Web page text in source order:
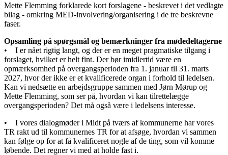
Mette Flemming forklarede kort forslagene - beskrevet i det vedlagte
bilag - omkring MED-involvering/organisering i de tre beskrevne
faser.
Opsamling på spørgsmål og bemærkninger fra mødedeltagerne
• I er nået rigtig langt, og der er en meget pragmatiske tilgang i
forslaget, hvilket er helt fint. Der bør imidlertid være en
opmærksomhed på overgangsperioden fra 1. januar til 31. marts
2027, hvor der ikke er et kvalificerede organ i forhold til ledelsen.
Kan vi nedsætte en arbejdsgruppe sammen med Jørn Mørup og
Mette Flemming, som ser på, hvordan vi kan tilrettelægge
overgangsperioden? Det må også være i ledelsens interesse.
• I vores dialogmøder i Midt på tværs af kommunerne har vores
TR rakt ud til kommunernes TR for at afsøge, hvordan vi sammen
kan følge op for at få kvalificeret nogle af de ting, som vil komme
løbende. Det regner vi med at holde fast i.